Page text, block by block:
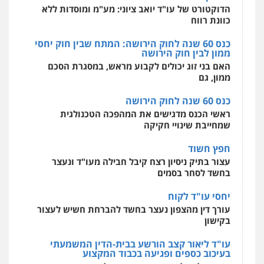
אסירים עבירות מין שירותים מקצועיים
כנס 60 שנה לחוק הירושה: המתח שבין חוק יחסי
ממון לבין חוק הירושה
האם בני זוג יכולים לקבוע מראש, במסגרת הסכם
ממון, גם
כנס 60 שנה לחוק הירושה
ראשי הכנס מדגישים את המהפכה הטכנולגית
שמחייבת שינויי חקיקה
חפץ חשוד
עצור בתיק ניסיון רצח קיבל חבילה מעו"ד ונעצר
בחשד לסחר בסמים
יחסי עו"ד לקוח
עורך דין מהצפון נעצר בחשד להברחת חשיש לעצור
בקישון
עו"ד ליאור קצב הורשע בבית-הדין המשמעתי
בעיכוב כספים ופגיעה בכבוד המקצוע
חודש בלבד לאחר שהופיע בכנס לשכת עורכי הדין,
קצב הורשע